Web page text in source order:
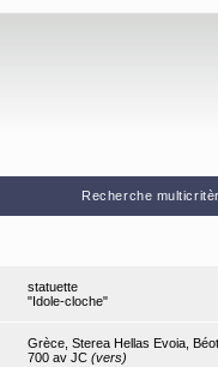
Recherche
statuette
"Idole-cloche"
Grèce, Sterea Hellas Evoia,
700 av JC (vers)